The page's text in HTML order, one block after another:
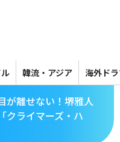
韓流・アジア 海外ド
が離せない！堺雅人
クライマーズ・ハ